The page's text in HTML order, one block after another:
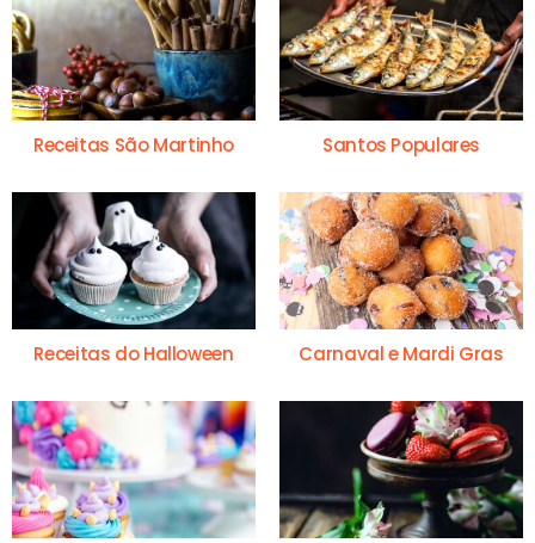
Receitas São Martinho Santos Populares
Receitas do Halloween Carnaval e Mardi Gras